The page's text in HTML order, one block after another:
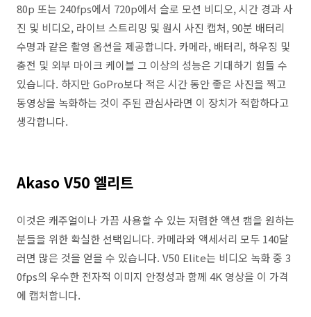
80p 또는 240fps에서 720p에서 슬로 모션 비디오, 시간 경과 사
진 및 비디오, 라이브 스트리밍 및 원시 사진 캡처, 90분 배터리
수명과 같은 촬영 옵션을 제공합니다. 카메라, 배터리, 하우징 및
충전 및 외부 마이크 케이블 그 이상의 성능은 기대하기 힘들 수
있습니다. 하지만 GoPro보다 적은 시간 동안 좋은 사진을 찍고
동영상을 녹화하는 것이 주된 관심사라면 이 장치가 적합하다고
생각합니다.
Akaso V50 엘리트
이것은 캐주얼이나 가끔 사용할 수 있는 저렴한 액션 캠을 원하는
분들을 위한 확실한 선택입니다. 카메라와 액세서리 모두 140달
러면 많은 것을 얻을 수 있습니다. V50 Elite는 비디오 녹화 중 3
0fps의 우수한 전자적 이미지 안정성과 함께 4K 영상을 이 가격
에 캡처합니다.